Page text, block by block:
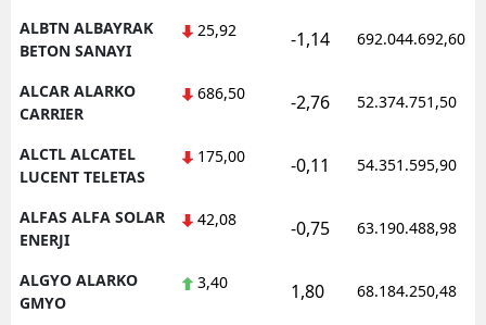
ALBTN ALBAYRAK
BETON SANAYI
25,92 -1,14 692.044.692,60
ALCAR ALARKO
CARRIER
686,50 -2,76 52.374.751,50
ALCTL ALCATEL
LUCENT TELETAS
175,00 -0,11 54.351.595,90
ALFAS ALFA SOLAR
ENERJI
42,08 -0,75 63.190.488,98
ALGYO ALARKO
GMYO
3,40 1,80 68.184.250,48